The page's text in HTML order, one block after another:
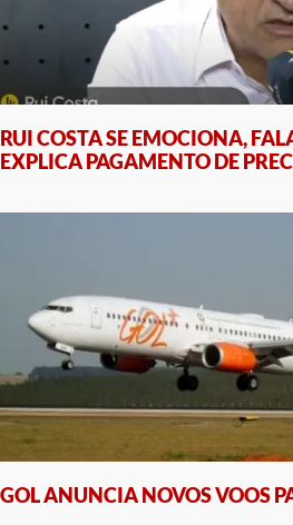
RUI COSTA SE EMOCIONA,
EXPLICA PAGAMENTO DE
GOL ANUNCIA NOVOS VOOS